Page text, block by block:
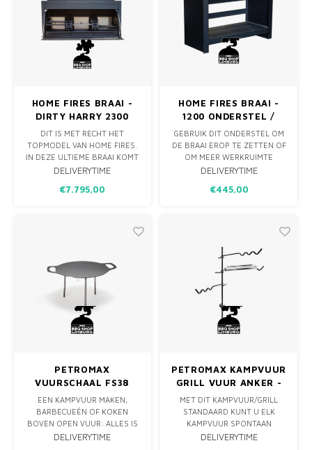
HOME FIRES BRAAI -
DIRTY HARRY 2300
DIT IS MET RECHT HET
TOPMODEL VAN HOME FIRES.
IN DEZE ULTIEME BRAAI KOMT
ALLES SAMEN WAT DEZE
KOKEN EN GENIETEN ZO MOOI
DELIVERYTIME
€7.795,00
HOME FIRES BRAAI -
1200 ONDERSTEL /
STAND
GEBRUIK DIT ONDERSTEL OM
DE BRAAI EROP TE ZETTEN OF
OM MEER WERKRUIMTE
RONDOM JE BRAAI TE
BASIS IS IDEAAL OM EXTRA
MONTEREN DIE HET BEST
DELIVERYTIME
€445,00
PETROMAX
VUURSCHAAL FS38
EEN KAMPVUUR MAKEN,
BARBECUEËN OF KOKEN
BOVEN OPEN VUUR: ALLES IS
MOGELIJK MET DEZE ALL-
DELIVERYTIME
PETROMAX KAMPVUUR
GRILL VUUR ANKER -
GRONDPEN
MET DIT KAMPVUUR/GRILL
STANDAARD KUNT U ELK
KAMPVUUR SPONTAAN
VERANDEREN IN EEN
DELIVERYTIME